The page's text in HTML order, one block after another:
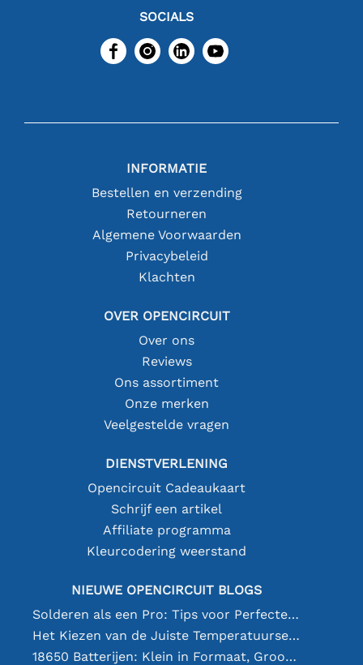
SOCIALS
INFORMATIE
Bestellen en verzending
Retourneren
Algemene Voorwaarden
Privacybeleid
Klachten
OVER OPENCIRCUIT
Over ons
Reviews
Ons assortiment
Onze merken
Veelgestelde vragen
DIENSTVERLENING
Opencircuit Cadeaukaart
Schrijf een artikel
Affiliate programma
Kleurcodering weerstand
NIEUWE OPENCIRCUIT BLOGS
Solderen als een Pro: Tips voor Perfecte Elektronische Verbindingen
Het Kiezen van de Juiste Temperatuursensor [youtube]
18650 Batterijen: Klein in Formaat, Groot in Prestatie